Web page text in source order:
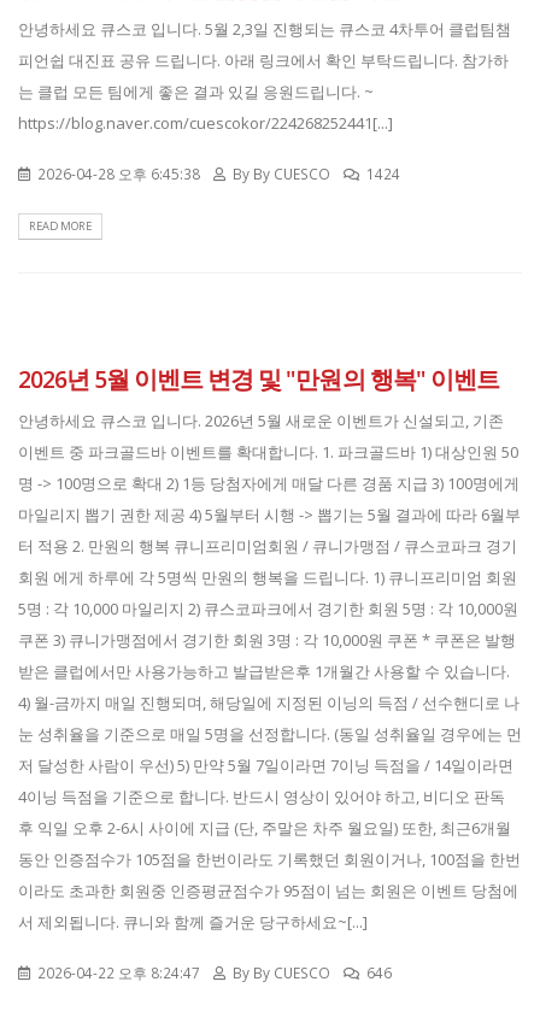
안녕하세요 큐스코 입니다. 5월 2,3일 진행되는 큐스코 4차투어 클럽팀챔
피언쉽 대진표 공유 드립니다. 아래 링크에서 확인 부탁드립니다. 참가하
는 클럽 모든 팀에게 좋은 결과 있길 응원드립니다. ~
https://blog.naver.com/cuescokor/224268252441[...]
2026-04-28 오후 6:45:38 By By CUESCO 1424
READ MORE
2026년 5월 이벤트 변경 및 "만원의 행복" 이벤트
안녕하세요 큐스코 입니다. 2026년 5월 새로운 이벤트가 신설되고, 기존
이벤트 중 파크골드바 이벤트를 확대합니다. 1. 파크골드바 1) 대상인원 50
명 -> 100명으로 확대 2) 1등 당첨자에게 매달 다른 경품 지급 3) 100명에게
마일리지 뽑기 권한 제공 4) 5월부터 시행 -> 뽑기는 5월 결과에 따라 6월부
터 적용 2. 만원의 행복 큐니프리미엄회원 / 큐니가맹점 / 큐스코파크 경기
회원 에게 하루에 각 5명씩 만원의 행복을 드립니다. 1) 큐니프리미엄 회원
5명 : 각 10,000 마일리지 2) 큐스코파크에서 경기한 회원 5명 : 각 10,000원
쿠폰 3) 큐니가맹점에서 경기한 회원 3명 : 각 10,000원 쿠폰 * 쿠폰은 발행
받은 클럽에서만 사용가능하고 발급받은후 1개월간 사용할 수 있습니다.
4) 월-금까지 매일 진행되며, 해당일에 지정된 이닝의 득점 / 선수핸디로 나
눈 성취율을 기준으로 매일 5명을 선정합니다. (동일 성취율일 경우에는 먼
저 달성한 사람이 우선) 5) 만약 5월 7일이라면 7이닝 득점을 / 14일이라면
4이닝 득점을 기준으로 합니다. 반드시 영상이 있어야 하고, 비디오 판독
후 익일 오후 2-6시 사이에 지급 (단, 주말은 차주 월요일) 또한, 최근6개월
동안 인증점수가 105점을 한번이라도 기록했던 회원이거나, 100점을 한번
이라도 초과한 회원중 인증평균점수가 95점이 넘는 회원은 이벤트 당첨에
서 제외됩니다. 큐니와 함께 즐거운 당구하세요~[...]
2026-04-22 오후 8:24:47 By By CUESCO 646